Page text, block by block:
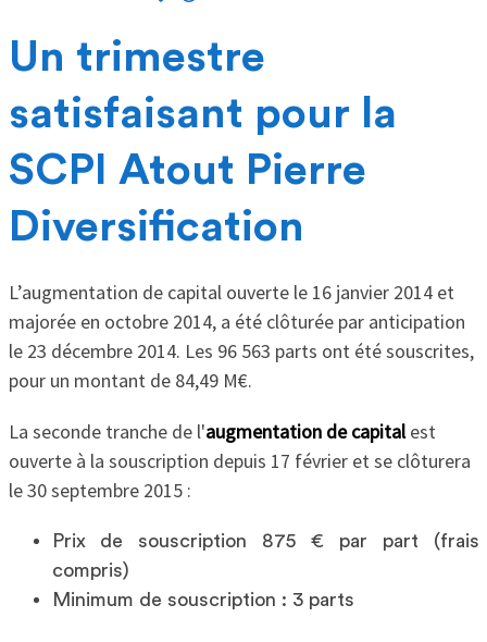
Un trimestre
satisfaisant pour la
SCPI Atout Pierre
Diversification
L’augmentation de capital ouverte le 16 janvier 2014 et
majorée en octobre 2014, a été clôturée par anticipation
le 23 décembre 2014. Les 96 563 parts ont été souscrites,
pour un montant de 84,49 M€.
La seconde tranche de l'augmentation de capitalest
ouverte à la souscription depuis 17 février et se clôturera
le 30 septembre 2015 :
Prix de souscription 875 € par part (frais
compris)
Minimum de souscription : 3 parts